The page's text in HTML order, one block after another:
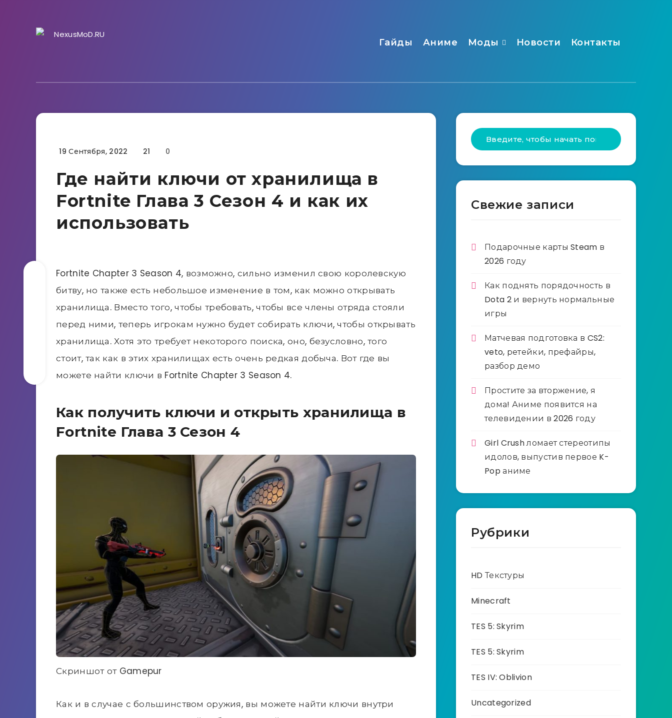
Гайды Аниме Моды Новости Контакты
Гайды
19 Сентября, 2022 21 0
Где найти ключи от хранилища в
Fortnite Глава 3 Сезон 4 и как их
использовать
Fortnite Chapter 3 Season 4, возможно, сильно изменил свою королевскую
битву, но также есть небольшое изменение в том, как можно открывать
хранилища. Вместо того, чтобы требовать, чтобы все члены отряда стояли
перед ними, теперь игрокам нужно будет собирать ключи, чтобы открывать
хранилища. Хотя это требует некоторого поиска, оно, безусловно, того
стоит, так как в этих хранилищах есть очень редкая добыча. Вот где вы
можете найти ключи в Fortnite Chapter 3 Season 4.
Как получить ключи и открыть хранилища в
Fortnite Глава 3 Сезон 4
Скриншот от Gamepur
Как и в случае с большинством оружия, вы можете найти ключи внутри
Свежие записи
Подарочные карты Steam в
2026 году
Как поднять порядочность в
Dota 2 и вернуть нормальные
игры
Матчевая подготовка в CS2:
veto, ретейки, префайры,
разбор демо
Простите за вторжение, я
дома! Аниме появится на
телевидении в 2026 году
Girl Crush ломает стереотипы
идолов, выпустив первое K-
Pop аниме
Рубрики
HD Текстуры
Minecraft
TES 5: Skyrim
TES 5: Skyrim
TES IV: Oblivion
Uncategorized